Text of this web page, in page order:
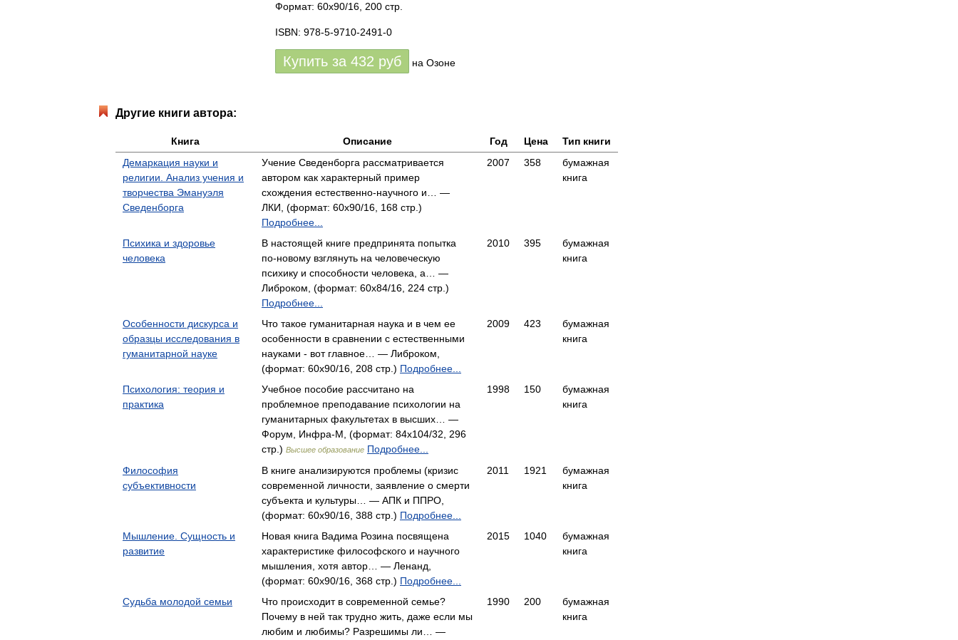
Формат: 60x90/16, 200 стр.
ISBN: 978-5-9710-2491-0
Купить за 432 руб на Озоне
Другие книги автора:
Книга Описание Год Цена
Тип книги
Демаркация науки и
религии. Анализ учения и
творчества Эмануэля
Сведенборга
Учение Сведенборга рассматривается
автором как характерный пример
схождения естественно-научного и… —
ЛКИ, (формат: 60x90/16, 168 стр.)
Подробнее...
2007 358
бумажная
книга
Психика и здоровье
человека
В настоящей книге предпринята попытка
по-новому взглянуть на человеческую
психику и способности человека, а… —
Либроком, (формат: 60x84/16, 224 стр.)
Подробнее...
2010 395
бумажная
книга
Особенности дискурса и
образцы исследования в
гуманитарной науке
Что такое гуманитарная наука и в чем ее
особенности в сравнении с естественными
науками - вот главное… — Либроком,
(формат: 60x90/16, 208 стр.) Подробнее...
2009 423
бумажная
книга
Психология: теория и
практика
Учебное пособие рассчитано на
проблемное преподавание психологии на
гуманитарных факультетах в высших… —
Форум, Инфра-М, (формат: 84x104/32, 296
стр.) Высшее образование Подробнее...
1998 150
бумажная
книга
Философия
субъективности
В книге анализируются проблемы (кризис
современной личности, заявление о смерти
субъекта и культуры… — АПК и ППРО,
(формат: 60x90/16, 388 стр.) Подробнее...
2011 1921
бумажная
книга
Мышление. Сущность и
развитие
Новая книга Вадима Розина посвящена
характеристике философского и научного
мышления, хотя автор… — Ленанд,
(формат: 60x90/16, 368 стр.) Подробнее...
2015 1040
бумажная
книга
Судьба молодой семьи
Что происходит в современной семье?
Почему в ней так трудно жить, даже если мы
любим и любимы? Разрешимы ли… —
1990 200
бумажная
книга